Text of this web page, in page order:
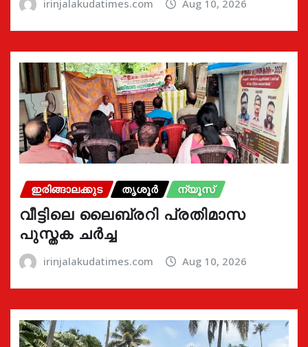
irinjalakudatimes.com Aug 10, 2026
ഇരിങ്ങാലക്കുട തൃശൂർ ന്യൂസ്
വീട്ടിലെ ലൈബ്രറി പ്രതിമാസ
പുസ്തക ചർച്ച
irinjalakudatimes.com Aug 10, 2026